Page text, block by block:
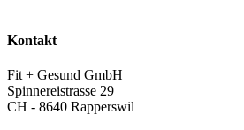
Kontakt
Fit + Gesund GmbH
Spinnereistrasse 29
CH - 8640 Rapperswil